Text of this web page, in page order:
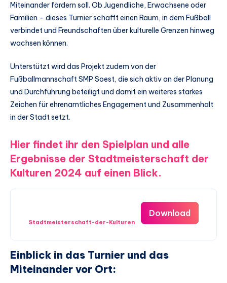
Miteinander fördern soll. Ob Jugendliche, Erwachsene oder
Familien – dieses Turnier schafft einen Raum, in dem Fußball
verbindet und Freundschaften über kulturelle Grenzen hinweg
wachsen können.
Unterstützt wird das Projekt zudem von der
Fußballmannschaft SMP Soest, die sich aktiv an der Planung
und Durchführung beteiligt und damit ein weiteres starkes
Zeichen für ehrenamtliches Engagement und Zusammenhalt
in der Stadt setzt.
Hier findet ihr den Spielplan und alle
Ergebnisse der Stadtmeisterschaft der
Kulturen 2024 auf einen Blick.
Stadtmeisterschaft-der-Kulturen
Download
Einblick in das Turnier und das
Miteinander vor Ort: